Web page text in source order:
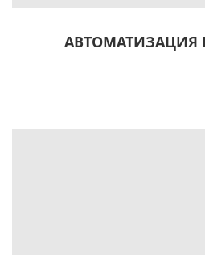
АВТОМАТИЗАЦИЯ